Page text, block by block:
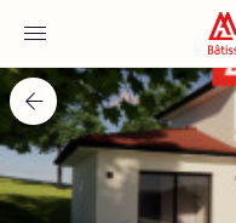
Accueil
Nos maisons